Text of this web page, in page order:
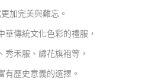
加完美與難忘。
華傳統文化色彩的禮服，
秀禾服、繡花旗袍等，
有歷史意義的選擇。